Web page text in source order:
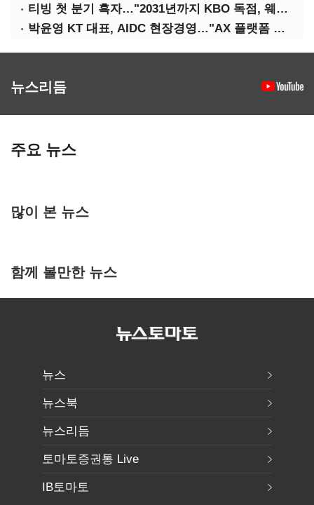
티빙 첫 분기 흑자…"2031년까지 KBO 독점, 웨이브 합병도 속도"
박윤영 KT 대표, AIDC 현장경영…"AX 플랫폼 핵심 인프라로 키운다"
뉴스리듬
주요 뉴스
많이 본 뉴스
함께 볼만한 뉴스
뉴스
뉴스북
뉴스리듬
토마토증권통 Live
IB토마토